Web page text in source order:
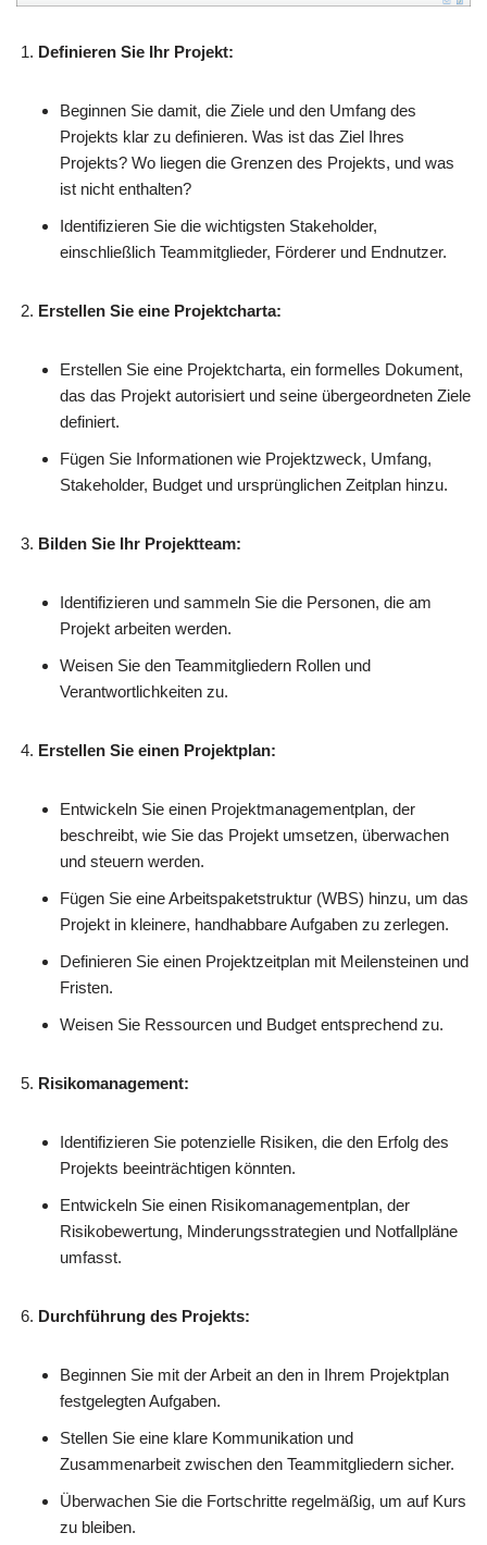
Definieren Sie Ihr Projekt:
Beginnen Sie damit, die Ziele und den Umfang des
Projekts klar zu definieren. Was ist das Ziel Ihres
Projekts? Wo liegen die Grenzen des Projekts, und was
ist nicht enthalten?
Identifizieren Sie die wichtigsten Stakeholder,
einschließlich Teammitglieder, Förderer und Endnutzer.
Erstellen Sie eine Projektcharta:
Erstellen Sie eine Projektcharta, ein formelles Dokument,
das das Projekt autorisiert und seine übergeordneten Ziele
definiert.
Fügen Sie Informationen wie Projektzweck, Umfang,
Stakeholder, Budget und ursprünglichen Zeitplan hinzu.
Bilden Sie Ihr Projektteam:
Identifizieren und sammeln Sie die Personen, die am
Projekt arbeiten werden.
Weisen Sie den Teammitgliedern Rollen und
Verantwortlichkeiten zu.
Erstellen Sie einen Projektplan:
Entwickeln Sie einen Projektmanagementplan, der
beschreibt, wie Sie das Projekt umsetzen, überwachen
und steuern werden.
Fügen Sie eine Arbeitspaketstruktur (WBS) hinzu, um das
Projekt in kleinere, handhabbare Aufgaben zu zerlegen.
Definieren Sie einen Projektzeitplan mit Meilensteinen und
Fristen.
Weisen Sie Ressourcen und Budget entsprechend zu.
Risikomanagement:
Identifizieren Sie potenzielle Risiken, die den Erfolg des
Projekts beeinträchtigen könnten.
Entwickeln Sie einen Risikomanagementplan, der
Risikobewertung, Minderungsstrategien und Notfallpläne
umfasst.
Durchführung des Projekts:
Beginnen Sie mit der Arbeit an den in Ihrem Projektplan
festgelegten Aufgaben.
Stellen Sie eine klare Kommunikation und
Zusammenarbeit zwischen den Teammitgliedern sicher.
Überwachen Sie die Fortschritte regelmäßig, um auf Kurs
zu bleiben.